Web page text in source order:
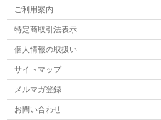
ご利用案内
特定商取引法表示
個人情報の取扱い
サイトマップ
メルマガ登録
お問い合わせ